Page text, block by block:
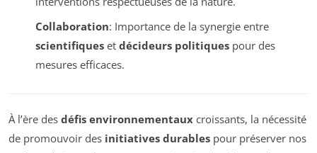
Collaboration: Importance de la synergie entre
scientifiqueset décideurs politiquespour des
mesures efficaces.
À l’ère des défis environnementaux croissants, la nécessité
de promouvoir des initiatives durables pour préserver nos